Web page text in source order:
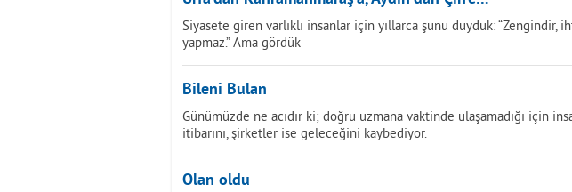
Siyasete giren varlıklı insanlar için yıllarca şunu duyduk: “Zengindir,
yapmaz.” Ama gördük
Bileni Bulan
Günümüzde ne acıdır ki; doğru uzmana vaktinde ulaşamadığı için
itibarını, şirketler ise geleceğini kaybediyor.
Olan oldu